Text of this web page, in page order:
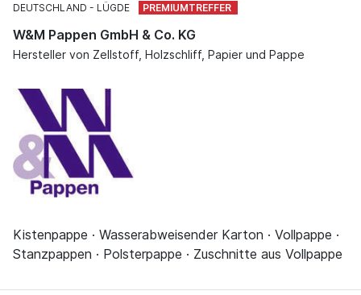
DEUTSCHLAND LÜGDE
W&M Pappen GmbH & Co. KG
Hersteller von Zellstoff, Holzschliff, Papier und Pappe
Kistenpappe · Wasserabweisender Karton · Vollpappe ·
Stanzpappen · Polsterpappe · Zuschnitte aus Vollpappe